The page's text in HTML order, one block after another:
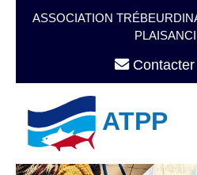
ASSOCIATION
ATPP